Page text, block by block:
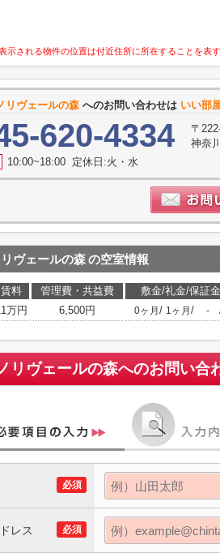
示される物件の位置は付近住所に所在することを表
リヴェールの森 へのお問い合わせは いい部
620-4334
〒
神奈
10:00~18:00 定休日:火・水
ヴェールの森の空室情報
賃料 管理費・共益費 敷金/礼金/保証
万円 6,500円 0ヶ月 / 1ヶ月 / -
リヴェールの森へのお問い合
必須
必須
レス